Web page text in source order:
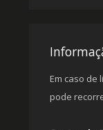
Em caso de
pode